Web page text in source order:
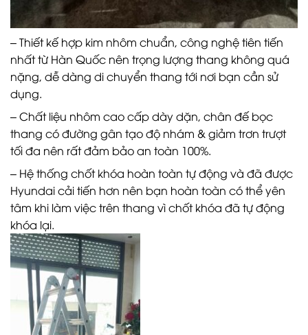
– Thiết kế hợp kim nhôm chuẩn, công nghệ tiên tiến
nhất từ Hàn Quốc nên trọng lượng thang không quá
nặng, dễ dàng di chuyển thang tới nơi bạn cần sử
dụng.
– Chất liệu nhôm cao cấp dày dặn, chân đế bọc
thang có đường gân tạo độ nhám & giảm trơn trượt
tối đa nên rất đảm bảo an toàn 100%.
– Hệ thống chốt khóa hoàn toàn tự động và đã được
Hyundai cải tiến hơn nên bạn hoàn toàn có thể yên
tâm khi làm việc trên thang vì chốt khóa đã tự động
khóa lại.